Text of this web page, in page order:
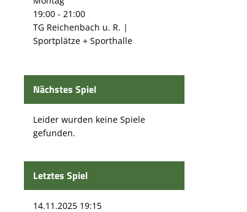
19:00 - 21:00
TG Reichenbach u. R. |
Sportplätze + Sporthalle
Nächstes Spiel
Leider wurden keine Spiele
gefunden.
Letztes Spiel
14.11.2025 19:15